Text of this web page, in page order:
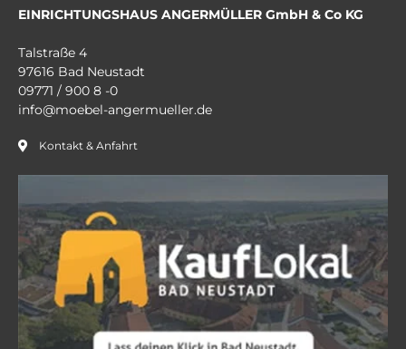
EINRICHTUNGSHAUS ANGERMÜLLER GmbH & Co KG
Talstraße 4
97616 Bad Neustadt
09771 / 900 8 -0
info@moebel-angermueller.de
Kontakt & Anfahrt